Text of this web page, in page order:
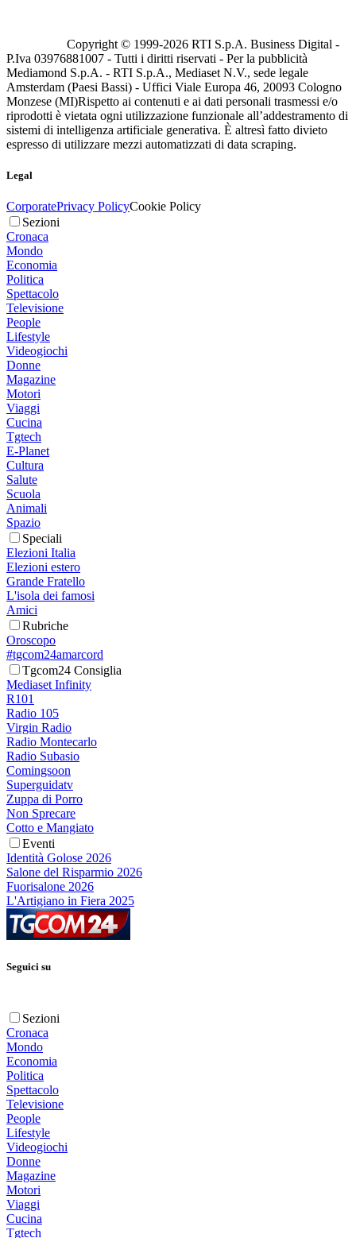
Copyright © 1999-2026 RTI S.p.A. Business Digital -
P.Iva 03976881007 - Tutti i diritti riservati - Per la pubblicità
Mediamond S.p.A. - RTI S.p.A., Mediaset N.V., sede legale
Amsterdam (Paesi Bassi) - Uffici Viale Europa 46, 20093 Cologno
Monzese (MI)Rispetto ai contenuti e ai dati personali trasmessi e/o
riprodotti è vietata ogni utilizzazione funzionale all’addestramento di
sistemi di intelligenza artificiale generativa. È altresì fatto divieto
espresso di utilizzare mezzi automatizzati di data scraping.
Legal
CorporatePrivacy PolicyCookie Policy
Sezioni
Cronaca
Mondo
Economia
Politica
Spettacolo
Televisione
People
Lifestyle
Videogiochi
Donne
Magazine
Motori
Viaggi
Cucina
Tgtech
E-Planet
Cultura
Salute
Scuola
Animali
Spazio
Speciali
Elezioni Italia
Elezioni estero
Grande Fratello
L'isola dei famosi
Amici
Rubriche
Oroscopo
#tgcom24amarcord
Tgcom24 Consiglia
Mediaset Infinity
R101
Radio 105
Virgin Radio
Radio Montecarlo
Radio Subasio
Comingsoon
Superguidatv
Zuppa di Porro
Non Sprecare
Cotto e Mangiato
Eventi
Identità Golose 2026
Salone del Risparmio 2026
Fuorisalone 2026
L'Artigiano in Fiera 2025
Seguici su
Sezioni
Cronaca
Mondo
Economia
Politica
Spettacolo
Televisione
People
Lifestyle
Videogiochi
Donne
Magazine
Motori
Viaggi
Cucina
Tgtech